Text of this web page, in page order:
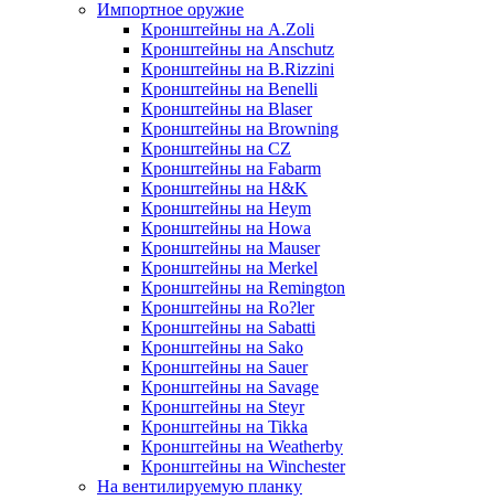
Импортное оружие
Кронштейны на A.Zoli
Кронштейны на Anschutz
Кронштейны на B.Rizzini
Кронштейны на Benelli
Кронштейны на Blaser
Кронштейны на Browning
Кронштейны на CZ
Кронштейны на Fabarm
Кронштейны на H&K
Кронштейны на Heym
Кронштейны на Howa
Кронштейны на Mauser
Кронштейны на Merkel
Кронштейны на Remington
Кронштейны на Ro?ler
Кронштейны на Sabatti
Кронштейны на Sako
Кронштейны на Sauer
Кронштейны на Savage
Кронштейны на Steyr
Кронштейны на Tikka
Кронштейны на Weatherby
Кронштейны на Winchester
На вентилируемую планку